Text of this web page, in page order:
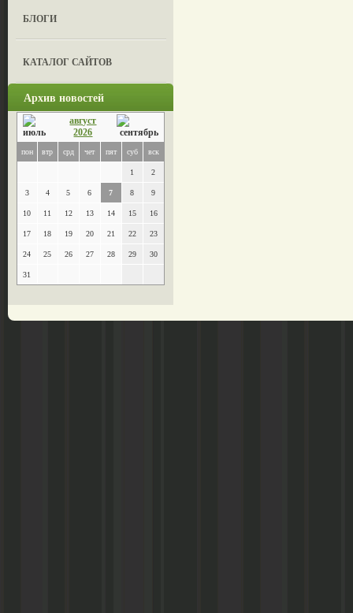
БЛОГИ
КАТАЛОГ САЙТОВ
Архив новостей
август
2026
пон втр срд чет пят суб вск
1 2
3 4 5 6 7 8 9
10 11 12 13 14 15 16
17 18 19 20 21 22 23
24 25 26 27 28 29 30
31